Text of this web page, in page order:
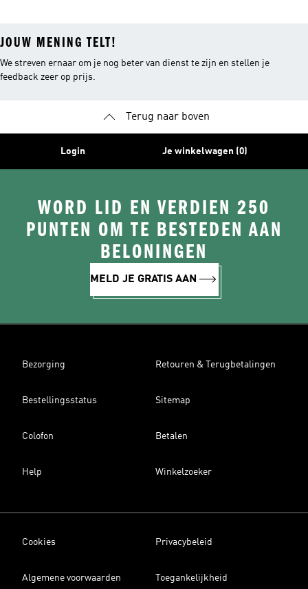
JOUW MENING TELT!
We streven ernaar om je nog beter van dienst te zijn en stellen je
feedback zeer op prijs.
Terug naar boven
Login Je winkelwagen (0)
WORD LID EN VERDIEN 250
PUNTEN OM TE BESTEDEN AAN
BELONINGEN
MELD JE GRATIS AAN
Bezorging Retouren & Terugbetalingen
Bestellingsstatus Sitemap
Colofon Betalen
Help Winkelzoeker
Cookies Privacybeleid
Algemene voorwaarden Toegankelijkheid